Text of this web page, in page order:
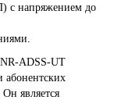
с напряжением до
ADSS-UT
абонентских
. Он является